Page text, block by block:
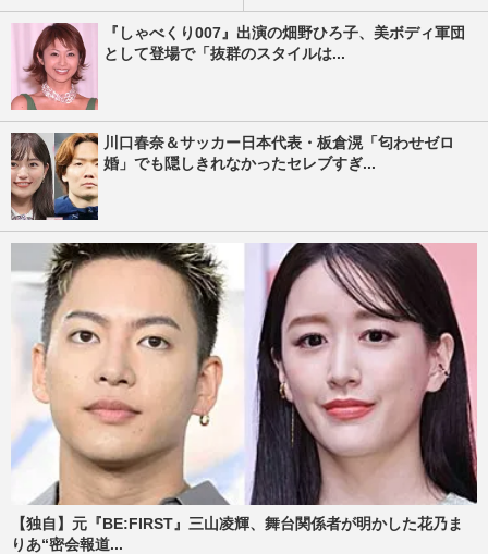
『しゃべくり007』出演の畑野ひろ子、美ボディ軍団
として登場で「抜群のスタイルは...
川口春奈＆サッカー日本代表・板倉滉「匂わせゼロ
婚」でも隠しきれなかったセレブすぎ...
【独自】元『BE:FIRST』三山凌輝、舞台関係者が明かした花乃ま
りあ“密会報道...